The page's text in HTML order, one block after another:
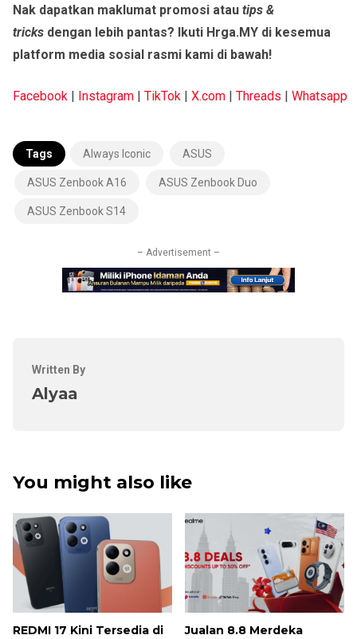
Nak dapatkan maklumat promosi atau tips &
tricks dengan lebih pantas? Ikuti Hrga.MY di kesemua
platform media sosial rasmi kami di bawah!
Facebook | Instagram | TikTok | X.com | Threads | Whatsapp
Tags Always Iconic ASUS
ASUS Zenbook A16 ASUS Zenbook Duo
ASUS Zenbook S14
– Advertisement –
Written By
Alyaa
You might also like
REDMI 17 Kini Tersedia di
Jualan 8.8 Merdeka